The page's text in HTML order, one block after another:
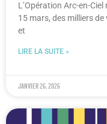
L’Opération Arc-en-
15 mars, des milliers
et
LIRE LA SUITE »
janvier 26, 2026